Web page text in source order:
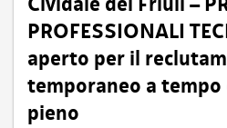
PROFESSIONALI
aperto per il
temporaneo a
pieno